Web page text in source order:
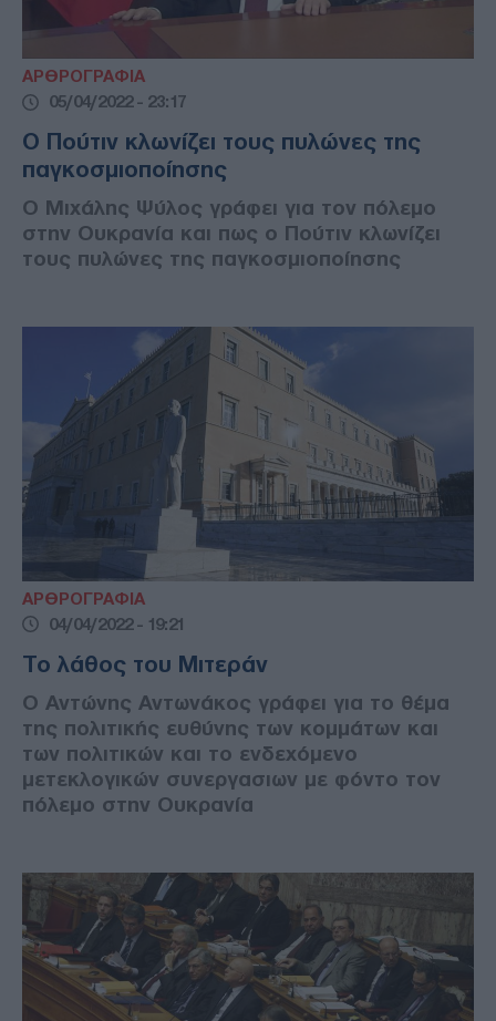
ΑΡΘΡΟΓΡΑΦΙΑ
05/04/2022 - 23:17
Ο Πούτιν κλωνίζει τους πυλώνες της
παγκοσμιοποίησης
Ο Μιχάλης Ψύλος γράφει για τον πόλεμο
στην Ουκρανία και πως ο Πούτιν κλωνίζει
τους πυλώνες της παγκοσμιοποίησης
ΑΡΘΡΟΓΡΑΦΙΑ
04/04/2022 - 19:21
Το λάθος του Μιτεράν
Ο Αντώνης Αντωνάκος γράφει για το θέμα
της πολιτικής ευθύνης των κομμάτων και
των πολιτικών και το ενδεχόμενο
μετεκλογικών συνεργασιων με φόντο τον
πόλεμο στην Ουκρανία